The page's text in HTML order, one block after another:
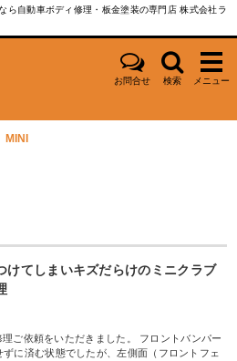
ら自動車ボディ修理・板金塗装の専門店 株式会社ラ
お問合せ 検索 メニュー
MINI
けてしまいキズだらけのミニクラブ
ご依頼をいただきました。 フロントバンパー
に済む状態でしたが、左側面（フロントフェ